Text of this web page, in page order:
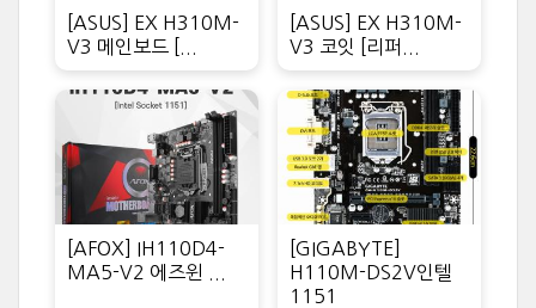
[ASUS] EX H310M-
V3 메인보드 [...
[ASUS] EX H310M-
V3 코잇 [리퍼...
[AFOX] IH110D4-
MA5-V2 에즈윈 ...
[GIGABYTE]
H110M-DS2V인텔
1151